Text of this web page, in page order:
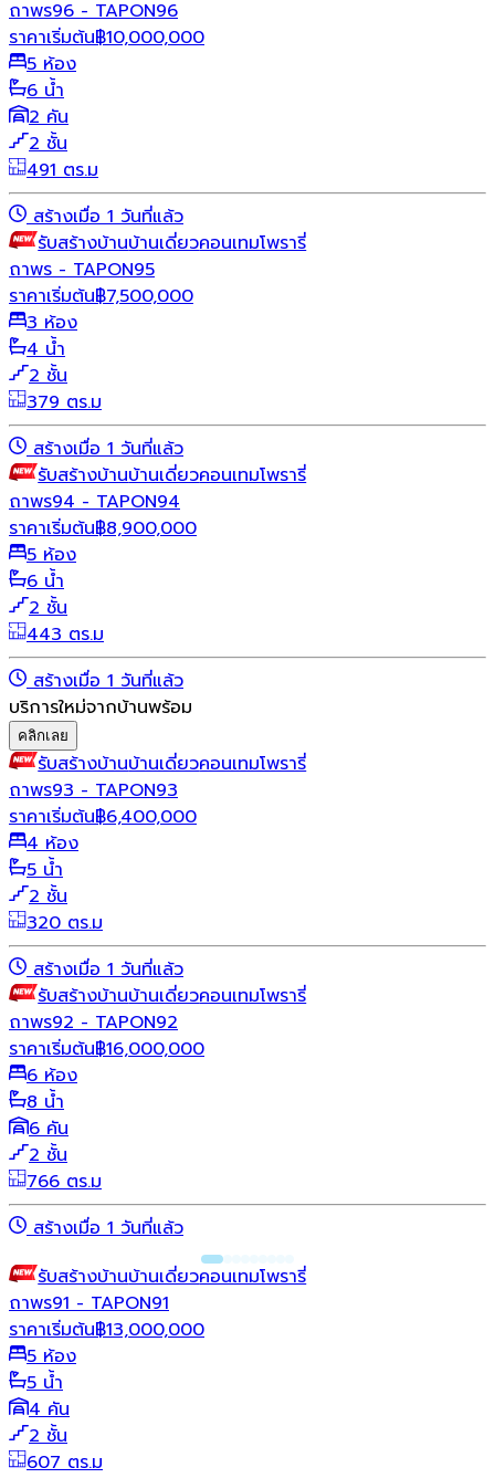
ถาพร96 - TAPON96
ราคาเริ่มต้น฿10,000,000
5 ห้อง
6 น้ำ
2 คัน
2 ชั้น
491 ตร.ม
สร้างเมื่อ 1 วันที่แล้ว
รับสร้างบ้านบ้านเดี่ยวคอนเทมโพรารี่
ถาพร - TAPON95
ราคาเริ่มต้น฿7,500,000
3 ห้อง
4 น้ำ
2 ชั้น
379 ตร.ม
สร้างเมื่อ 1 วันที่แล้ว
รับสร้างบ้านบ้านเดี่ยวคอนเทมโพรารี่
ถาพร94 - TAPON94
ราคาเริ่มต้น฿8,900,000
5 ห้อง
6 น้ำ
2 ชั้น
443 ตร.ม
สร้างเมื่อ 1 วันที่แล้ว
บริการใหม่จากบ้านพร้อม
คลิกเลย
รับสร้างบ้านบ้านเดี่ยวคอนเทมโพรารี่
ถาพร93 - TAPON93
ราคาเริ่มต้น฿6,400,000
4 ห้อง
5 น้ำ
2 ชั้น
320 ตร.ม
สร้างเมื่อ 1 วันที่แล้ว
รับสร้างบ้านบ้านเดี่ยวคอนเทมโพรารี่
ถาพร92 - TAPON92
ราคาเริ่มต้น฿16,000,000
6 ห้อง
8 น้ำ
6 คัน
2 ชั้น
766 ตร.ม
สร้างเมื่อ 1 วันที่แล้ว
รับสร้างบ้านบ้านเดี่ยวคอนเทมโพรารี่
ถาพร91 - TAPON91
ราคาเริ่มต้น฿13,000,000
5 ห้อง
5 น้ำ
4 คัน
2 ชั้น
607 ตร.ม